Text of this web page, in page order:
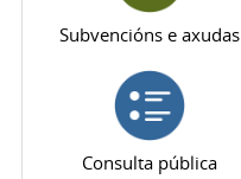
Subvencións e axudas
Consulta pública